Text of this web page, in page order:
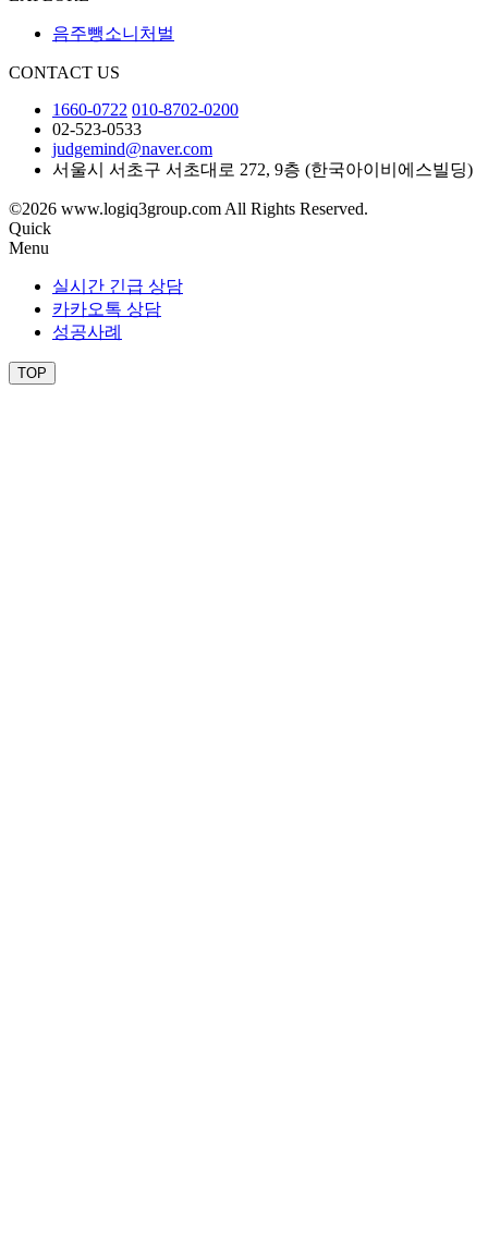
음주뺑소니처벌
CONTACT US
1660-0722 010-8702-0200
02-523-0533
judgemind@naver.com
서울시 서초구 서초대로 272, 9층 (한국아이비에스빌딩)
©2026 www.logiq3group.com All Rights Reserved.
Quick
Menu
실시간 긴급 상담
카카오톡 상담
성공사례
TOP